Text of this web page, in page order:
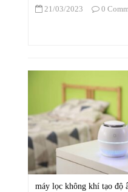
21/03/2023
0
máy lọc không khí tạo độ